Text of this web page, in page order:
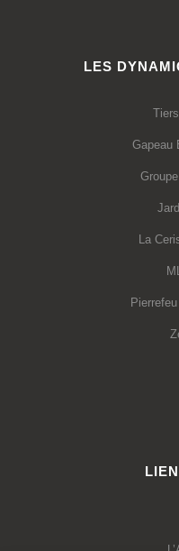
LES
Gapeau
La